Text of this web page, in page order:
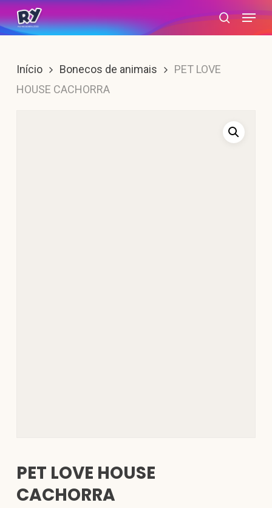
Skip
to
content
search
Menu
Início Bonecos de animais
PET LOVE
HOUSE CACHORRA
PET LOVE HOUSE
CACHORRA